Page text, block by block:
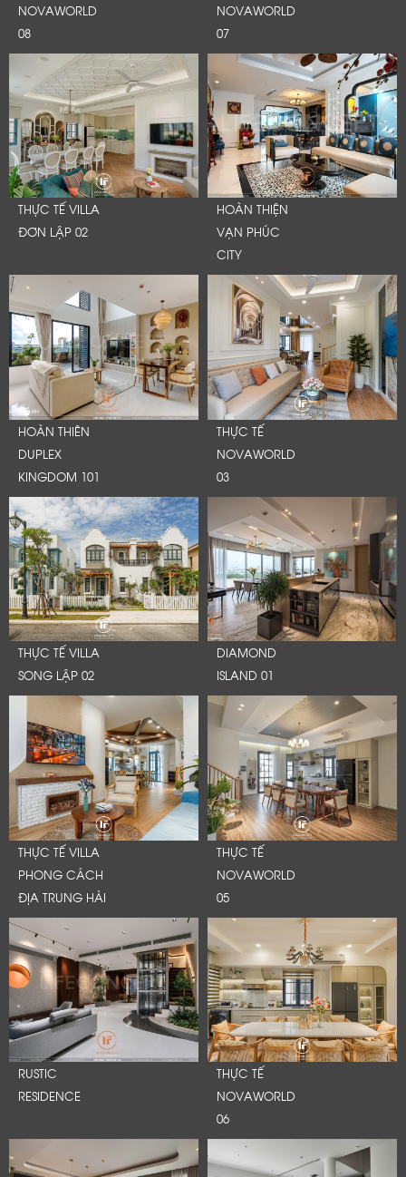
NOVAWORLD
08
NOVAWORLD
07
THỰC TẾ VILLA
ĐƠN LẬP 02
HOÀN THIỆN
VẠN PHÚC
CITY
HOÀN THIÊN
DUPLEX
KINGDOM 101
THỰC TẾ
NOVAWORLD
03
THỰC TẾ VILLA
SONG LẬP 02
DIAMOND
ISLAND 01
THỰC TẾ VILLA
PHONG CÁCH
ĐỊA TRUNG HẢI
THỰC TẾ
NOVAWORLD
05
RUSTIC
RESIDENCE
THỰC TẾ
NOVAWORLD
06